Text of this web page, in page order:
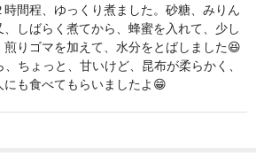
間程、ゆっくり煮ました。砂糖、みりん
しばらく煮てから、蜂蜜を入れて、少し
りゴマを加えて、水分をとばしました😆
ちょっと、甘いけど、昆布が柔らかく、
も食べてもらいましたよ😁